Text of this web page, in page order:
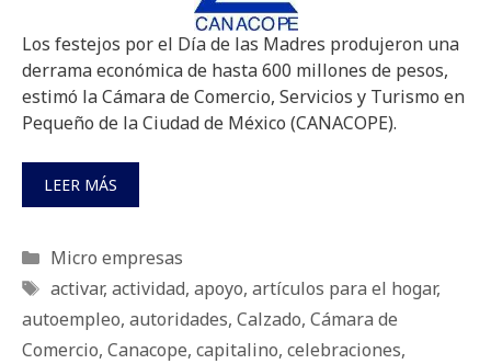
Los festejos por el Día de las Madres produjeron una
derrama económica de hasta 600 millones de pesos,
estimó la Cámara de Comercio, Servicios y Turismo en
Pequeño de la Ciudad de México (CANACOPE).
LEER MÁS
Categorías
Micro empresas
Etiquetas
activar, actividad, apoyo, artículos para el hogar,
autoempleo, autoridades, Calzado, Cámara de
Comercio, Canacope, capitalino, celebraciones,